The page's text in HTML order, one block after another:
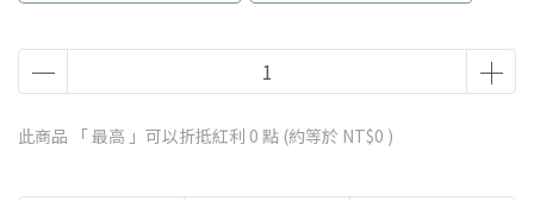
此商品 「 最高 」可以折抵紅利 0 點 (約等於 NT$0 )